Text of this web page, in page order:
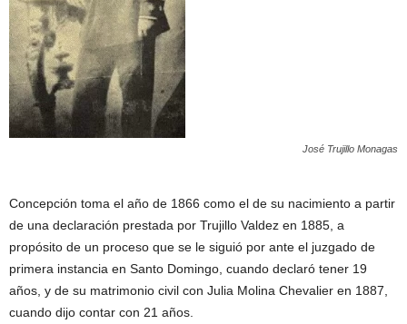
José Trujillo Monagas
Concepción toma el año de 1866 como el de su nacimiento a partir
de una declaración prestada por Trujillo Valdez en 1885, a
propósito de un proceso que se le siguió por ante el juzgado de
primera instancia en Santo Domingo, cuando declaró tener 19
años, y de su matrimonio civil con Julia Molina Chevalier en 1887,
cuando dijo contar con 21 años.